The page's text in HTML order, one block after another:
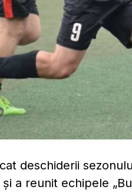
deschiderii
a reunit echipele